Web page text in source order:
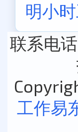
明小
联系电
工作易